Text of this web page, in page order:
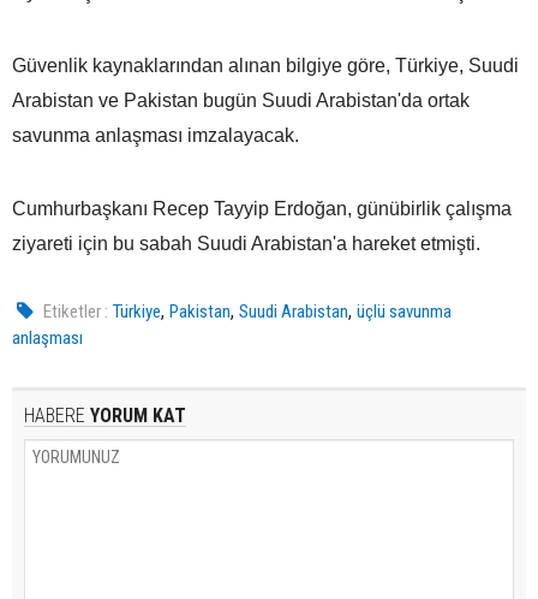
Güvenlik kaynaklarından alınan bilgiye göre, Türkiye, Suudi
Arabistan ve Pakistan bugün Suudi Arabistan'da ortak
savunma anlaşması imzalayacak.
Cumhurbaşkanı Recep Tayyip Erdoğan, günübirlik çalışma
ziyareti için bu sabah Suudi Arabistan'a hareket etmişti.
Etiketler : Türkiye,Pakistan,Suudi Arabistan,üçlü savunma
anlaşması
HABERE YORUM KAT